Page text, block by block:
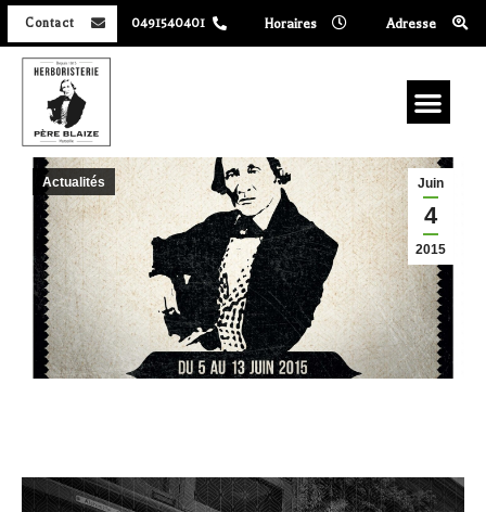
Contact 0491540401 Horaires Adresse
Juin
4
2015
Actualités